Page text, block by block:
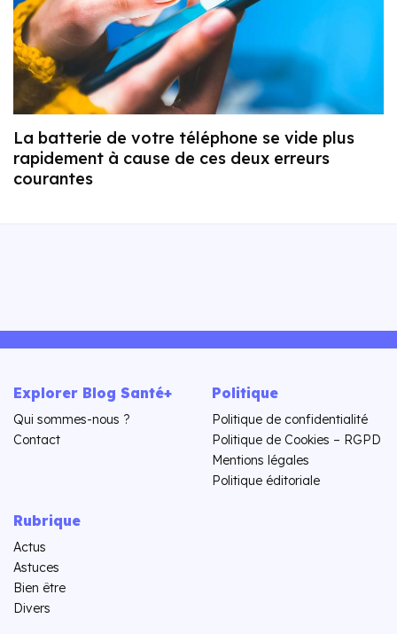
La batterie de votre téléphone se vide plus
rapidement à cause de ces deux erreurs
courantes
Explorer Blog Santé+
Qui sommes-nous ?
Contact
Politique
Politique de confidentialité
Politique de Cookies – RGPD
Mentions légales
Politique éditoriale
Rubrique
Actus
Astuces
Bien être
Divers